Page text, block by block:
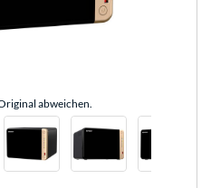
abweichen.